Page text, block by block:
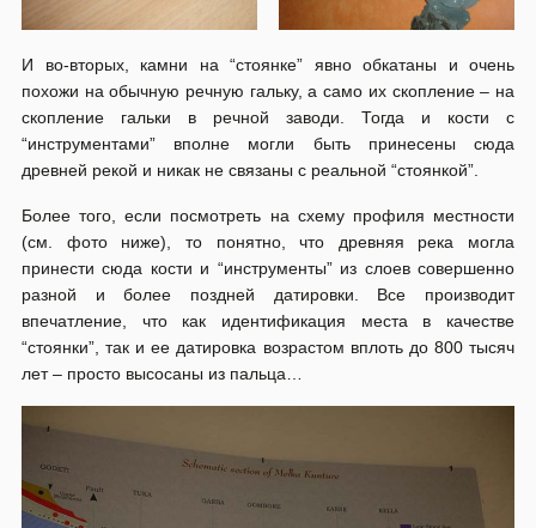
И во-вторых, камни на “стоянке” явно обкатаны и очень
похожи на обычную речную гальку, а само их скопление – на
скопление гальки в речной заводи. Тогда и кости с
“инструментами” вполне могли быть принесены сюда
древней рекой и никак не связаны с реальной “стоянкой”.
Более того, если посмотреть на схему профиля местности
(см. фото ниже), то понятно, что древняя река могла
принести сюда кости и “инструменты” из слоев совершенно
разной и более поздней датировки. Все производит
впечатление, что как идентификация места в качестве
“стоянки”, так и ее датировка возрастом вплоть до 800 тысяч
лет – просто высосаны из пальца…